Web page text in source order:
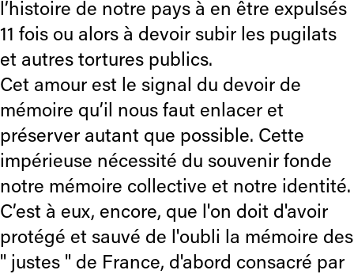
l’histoire de notre pays à en être expulsés
11 fois ou alors à devoir subir les pugilats
et autres tortures publics.
Cet amour est le signal du devoir de
mémoire qu’il nous faut enlacer et
préserver autant que possible. Cette
impérieuse nécessité du souvenir fonde
notre mémoire collective et notre identité.
C’est à eux, encore, que l'on doit d'avoir
protégé et sauvé de l'oubli la mémoire des
" justes " de France, d'abord consacré par